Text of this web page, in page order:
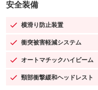
安全装備
横滑り防止装置
：装備あり
衝突被害軽減システム
：装備あり
オートマチックハイビーム
：装備あり
頸部衝撃緩和ヘッドレスト
：装備あり